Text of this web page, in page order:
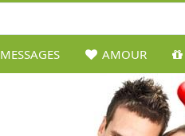
MESSAGES AMOUR